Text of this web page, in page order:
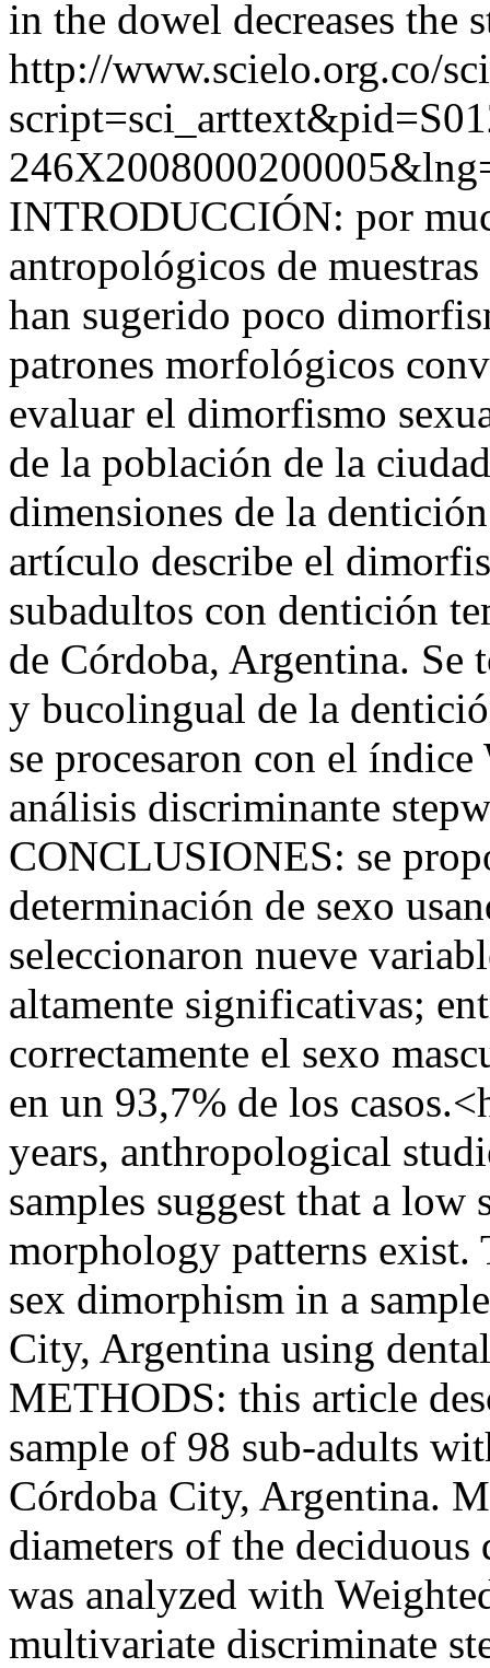
in the dowel decreases the
http://www.scielo.org.co/
INTRODUCCIÓN: por
antropológicos de
han sugerido poco
patrones morfológicos
evaluar el dimorfismo
de la población de la
dimensiones de la
artículo describe el
subadultos con dentición
de Córdoba, Argentina. Se
y bucolingual de la
se procesaron con el
análisis discriminante
CONCLUSIONES: se
determinación de sexo
seleccionaron nueve
altamente significativas;
correctamente el sexo
en un 93,7% de los
years, anthropological
samples suggest that a
morphology patterns exist.
sex dimorphism in a
City, Argentina using
METHODS: this article
sample of 98 sub-adults
Córdoba City, Argentina.
diameters of the
was analyzed with
multivariate discriminate